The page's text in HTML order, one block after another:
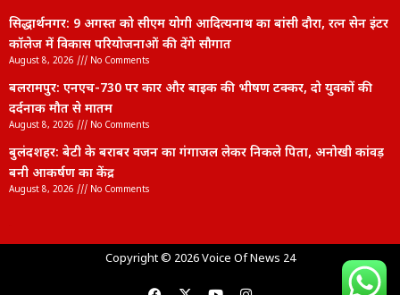
सिद्धार्थनगर: 9 अगस्त को सीएम योगी आदित्यनाथ का बांसी दौरा, रत्न सेन इंटर
कॉलेज में विकास परियोजनाओं की देंगे सौगात
August 8, 2026 No Comments
बलरामपुर: एनएच-730 पर कार और बाइक की भीषण टक्कर, दो युवकों की
दर्दनाक मौत से मातम
August 8, 2026 No Comments
बुलंदशहर: बेटी के बराबर वजन का गंगाजल लेकर निकले पिता, अनोखी कांवड़
बनी आकर्षण का केंद्र
August 8, 2026 No Comments
Copyright © 2026 Voice Of News 24